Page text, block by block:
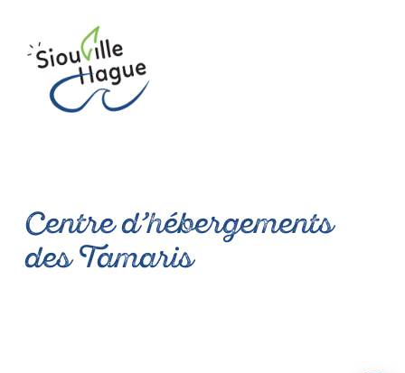
Centre d’hébergements
des Tamaris